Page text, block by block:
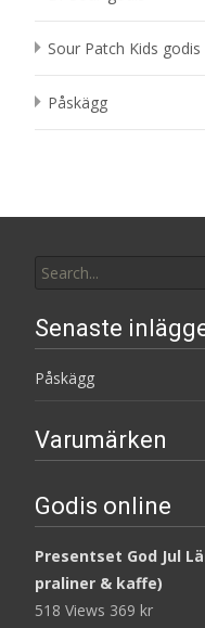
Sour Patch Kids godis
Påskägg
for:
Senaste
Påskägg
Varumärken
Godis online
Presentset God Jul
praliner & kaffe)
518 Views 369 kr